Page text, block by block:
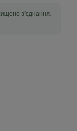
з'єднання.